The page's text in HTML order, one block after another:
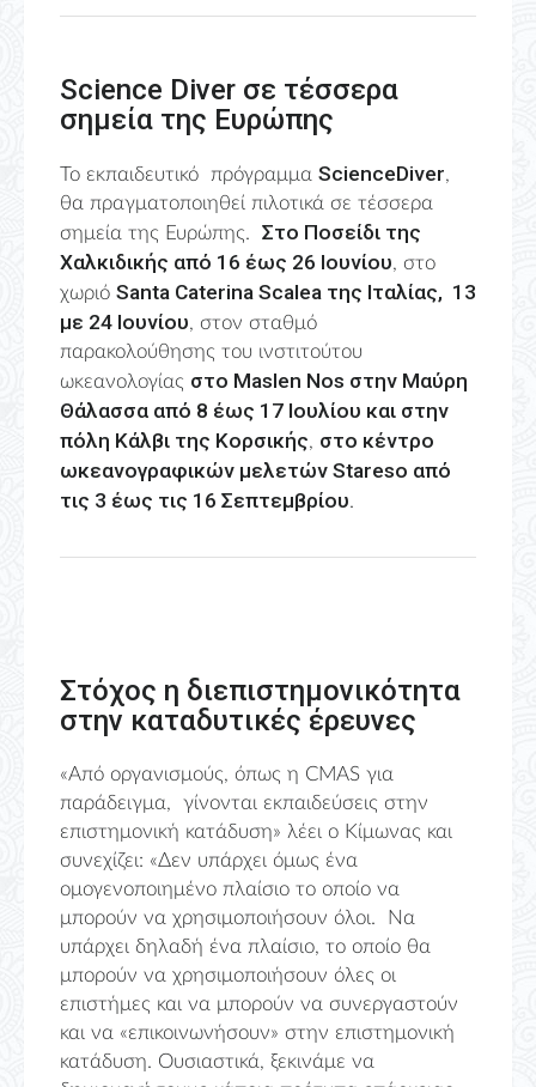
Science Diver σε τέσσερα
σημεία της Ευρώπης
Το εκπαιδευτικό πρόγραμμα ScienceDiver,
θα πραγματοποιηθεί πιλοτικά σε τέσσερα
σημεία της Ευρώπης. Στο Ποσείδι της
Χαλκιδικής από 16 έως 26 Ιουνίου, στο
χωριό Santa Caterina Scalea της Ιταλίας, 13
με 24 Ιουνίου, στον σταθμό
παρακολούθησης του ινστιτούτου
ωκεανολογίας στο Maslen Nos στην Μαύρη
Θάλασσα από 8 έως 17 Ιουλίου και στην
πόλη Κάλβι της Κορσικής, στο κέντρο
ωκεανογραφικών μελετών Stareso από
τις 3 έως τις 16 Σεπτεμβρίου.
Στόχος η διεπιστημονικότητα
στην καταδυτικές έρευνες
«Από οργανισμούς, όπως η CMAS για
παράδειγμα, γίνονται εκπαιδεύσεις στην
επιστημονική κατάδυση» λέει ο Κίμωνας και
συνεχίζει: «Δεν υπάρχει όμως ένα
ομογενοποιημένο πλαίσιο το οποίο να
μπορούν να χρησιμοποιήσουν όλοι. Να
υπάρχει δηλαδή ένα πλαίσιο, το οποίο θα
μπορούν να χρησιμοποιήσουν όλες οι
επιστήμες και να μπορούν να συνεργαστούν
και να «επικοινωνήσουν» στην επιστημονική
κατάδυση. Ουσιαστικά, ξεκινάμε να